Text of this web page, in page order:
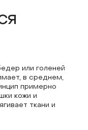
или голеней
в среднем,
примерно
кожи и
ткани и